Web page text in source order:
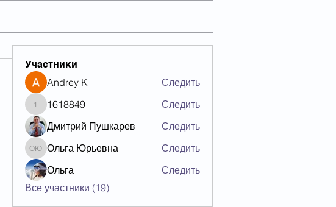
Участники
Andrey K Следить
1618849
1618849
Следить
Дмитрий Пушкарев
Следить
Ольга Юрьевна
Ольга Юрьевна
Следить
Ольга
Следить
Все участники (19)